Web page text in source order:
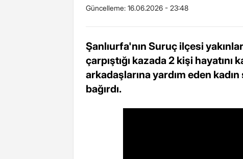
Güncelleme: 16.06.2026 - 23:48
Şanlıurfa'nın Suruç ilçesi
çarpıştığı kazada 2 kişi hayatını
arkadaşlarına yardım eden
bağırdı.